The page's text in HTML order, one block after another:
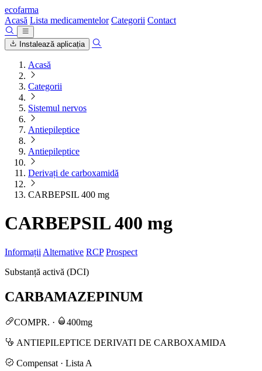
ecofarma
Acasă Lista medicamentelor Categorii Contact
Instalează aplicația
Acasă
Categorii
Sistemul nervos
Antiepileptice
Antiepileptice
Derivați de carboxamidă
CARBEPSIL 400 mg
CARBEPSIL 400 mg
Informații Alternative RCP Prospect
Substanță activă (DCI)
CARBAMAZEPINUM
COMPR. · 400mg
ANTIEPILEPTICE DERIVATI DE CARBOXAMIDA
Compensat · Lista A